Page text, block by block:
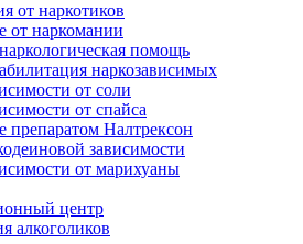
от наркотиков
от наркомании
помощь
наркозависимых
от соли
от спайса
препаратом Налтрексон
зависимости
от марихуаны
центр
алкоголиков